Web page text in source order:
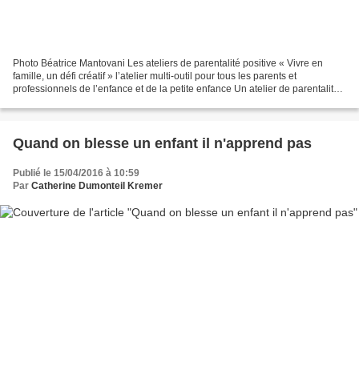
Photo Béatrice Mantovani Les ateliers de parentalité positive « Vivre en
famille, un défi créatif » l’atelier multi-outil pour tous les parents et
professionnels de l’enfance et de la petite enfance Un atelier de parentalité
Quand on blesse un enfant il n'apprend pas
Publié le 15/04/2016 à 10:59
Par Catherine Dumonteil Kremer